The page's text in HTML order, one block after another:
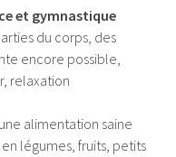
et gymnastique
du corps, des
encore possible,
relaxation
alimentation saine
légumes, fruits, petits